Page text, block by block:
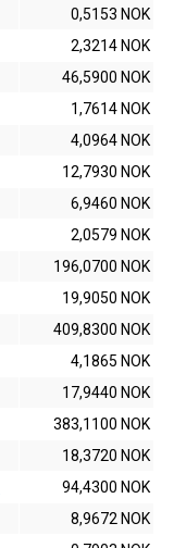
0,5153 NOK
2,3214 NOK
46,5900 NOK
1,7614 NOK
4,0964 NOK
12,7930 NOK
6,9460 NOK
2,0579 NOK
196,0700 NOK
19,9050 NOK
409,8300 NOK
4,1865 NOK
17,9440 NOK
383,1100 NOK
18,3720 NOK
94,4300 NOK
8,9672 NOK